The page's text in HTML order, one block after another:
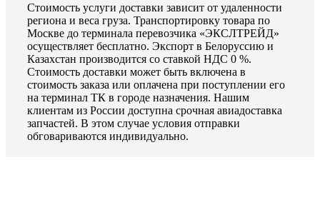
Стоимость услуги доставки зависит от удаленности
региона и веса груза. Транспортировку товара по
Москве до терминала перевозчика «ЭКСЛТРЕЙД»
осуществляет бесплатно. Экспорт в Белоруссию и
Казахстан производится со ставкой НДС 0 %.
Стоимость доставки может быть включена в
стоимость заказа или оплачена при поступлении его
на терминал ТК в городе назначения. Нашим
клиентам из России доступна срочная авиадоставка
запчастей. В этом случае условия отправки
обговариваются индивидуально.